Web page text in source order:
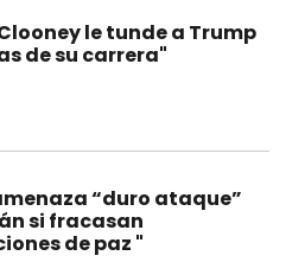
le tunde a Trump
de su carrera"
“duro ataque”
si fracasan
de paz "